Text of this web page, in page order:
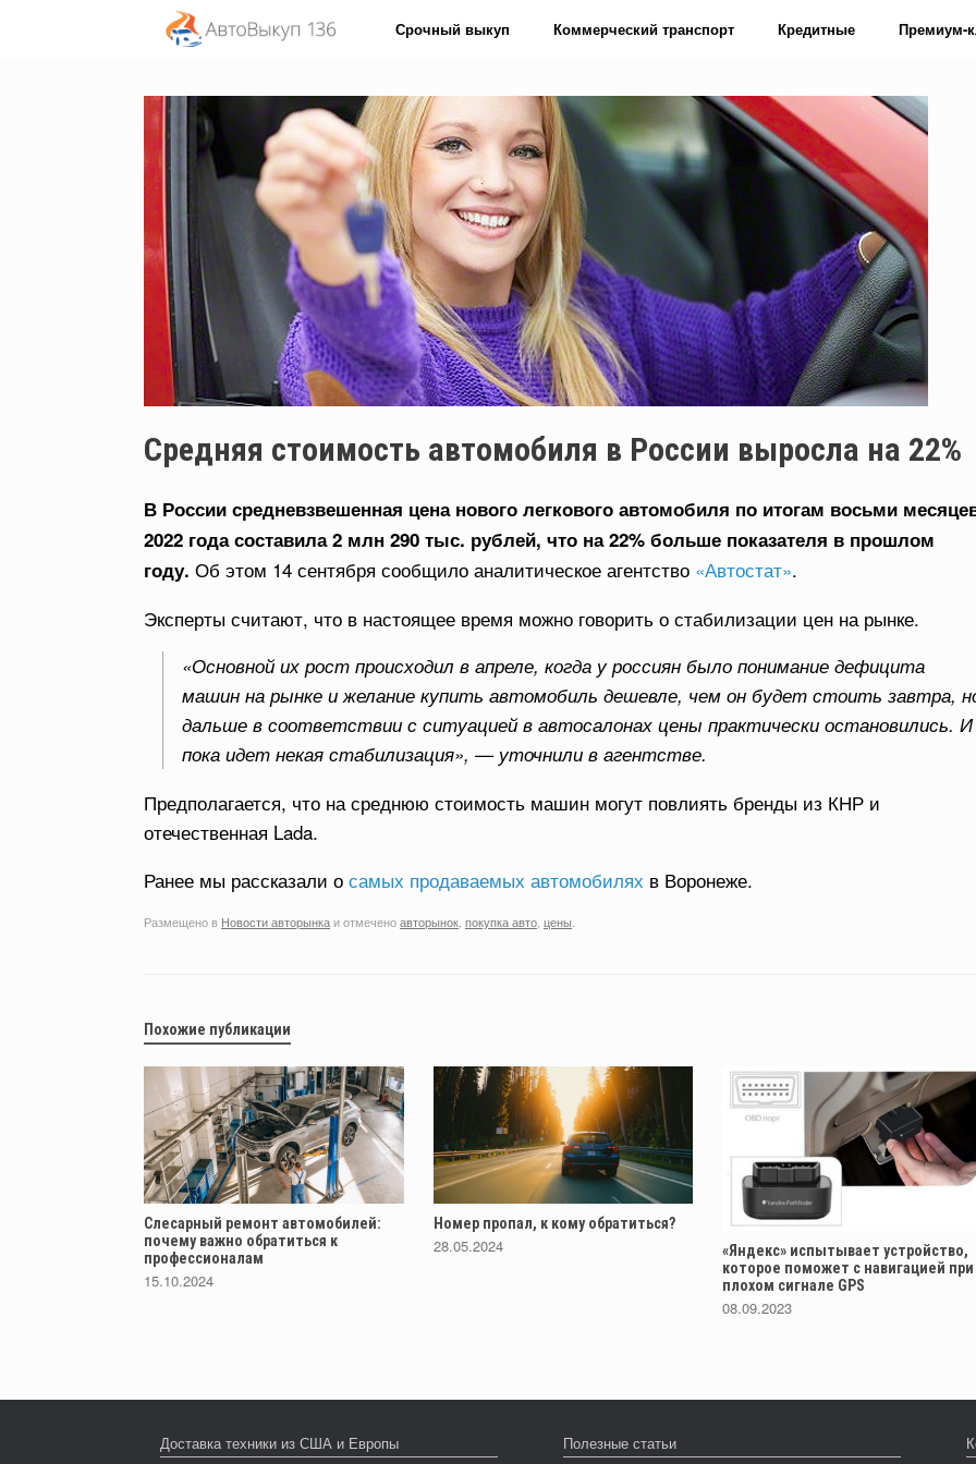
Срочный выкуп Коммерческий транспорт Кредитные Премиум-
Средняя стоимость автомобиля в России выросла на 22%
В России средневзвешенная цена нового легкового автомобиля по итогам восьми
2022 года составила 2 млн 290 тыс. рублей, что на 22% больше показателя в прошлом
году. Об этом 14 сентября сообщило аналитическое агентство «Автостат».
Эксперты считают, что в настоящее время можно говорить о стабилизации цен на рынке.
«Основной их рост происходил в апреле, когда у россиян было понимание дефицита
машин на рынке и желание купить автомобиль дешевле, чем он будет стоить завтра,
дальше в соответствии с ситуацией в автосалонах цены практически остановились. И
пока идет некая стабилизация», — уточнили в агентстве.
Предполагается, что на среднюю стоимость машин могут повлиять бренды из КНР и
отечественная Lada.
Ранее мы рассказали о самых продаваемых автомобилях в Воронеже.
Размещено в Новости авторынкаи отмеченоавторынок покупка авто цены
Похожие публикации
Слесарный ремонт автомобилей:
почему важно обратиться к
профессионалам
15.10.2024
Номер пропал, к кому обратиться?
28.05.2024
«Яндекс» испытывает устройство,
которое поможет с навигацией при
плохом сигнале GPS
08.09.2023
Доставка техники из США и Европы
Полезные статьи